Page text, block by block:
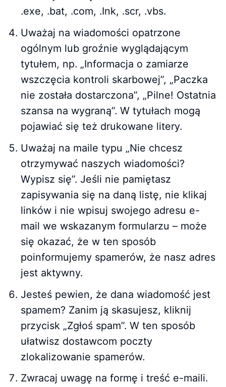
.exe, .bat, .com, .Ink, .scr, .vbs.
Uważaj na wiadomości opatrzone
ogólnym lub groźnie wyglądającym
tytułem, np. „Informacja o zamiarze
wszczęcia kontroli skarbowej”, „Paczka
nie została dostarczona”, „Pilne! Ostatnia
szansa na wygraną”. W tytułach mogą
pojawiać się też drukowane litery.
Uważaj na maile typu „Nie chcesz
otrzymywać naszych wiadomości?
Wypisz się”. Jeśli nie pamiętasz
zapisywania się na daną listę, nie klikaj
linków i nie wpisuj swojego adresu e-
mail we wskazanym formularzu – może
się okazać, że w ten sposób
poinformujemy spamerów, że nasz adres
jest aktywny.
Jesteś pewien, że dana wiadomość jest
spamem? Zanim ją skasujesz, kliknij
przycisk „Zgłoś spam”. W ten sposób
ułatwisz dostawcom poczty
zlokalizowanie spamerów.
Zwracaj uwagę na formę i treść e-maili.